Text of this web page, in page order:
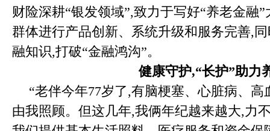
财险深耕“银发领域”,致力于写好“养老金融
群体进行产品创新、系统升级和服务完善,
融知识,打破“金融鸿沟”。
健康守护,“长护”助力
“老伴今年77岁了,有脑梗塞、心脏病、高
由我照顾。但这几年,我俩年纪越来越大,力